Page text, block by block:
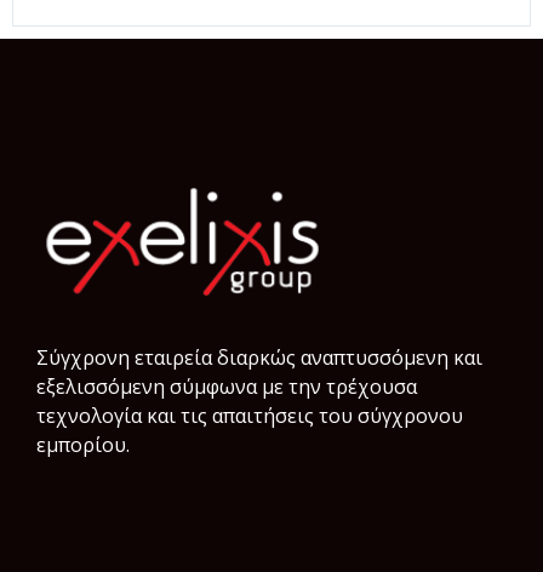
Σύγχρονη εταιρεία διαρκώς αναπτυσσόμενη και
εξελισσόμενη σύμφωνα µε την τρέχουσα
τεχνολογία και τις απαιτήσεις του σύγχρονου
εμπορίου.